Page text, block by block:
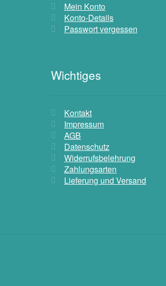
Mein Konto
Konto-Details
Passwort vergessen
Wichtiges
Kontakt
Impressum
AGB
Datenschutz
Widerrufsbelehrung
Zahlungsarten
Lieferung und Versand